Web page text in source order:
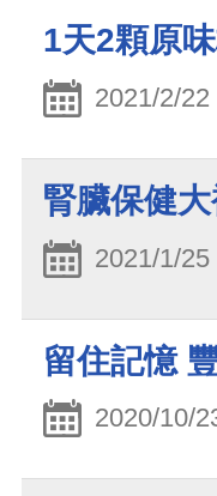
1天2顆原
2021/2/22
腎臟保健
2021/1/25
留住記憶
2020/10/